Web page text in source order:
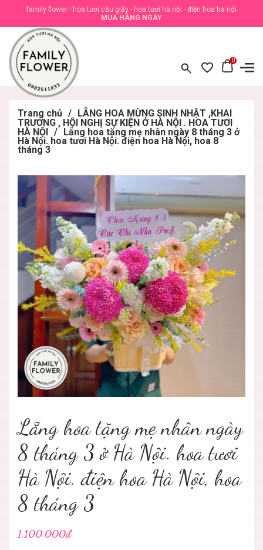
family flower - hoa tươi cầu giấy - hoa tươi hà nội - điện hoa hà nội
MUA HÀNG NGAY
0
Trang chủ / LẴNG HOA MỪNG SINH NHẬT ,KHAI
TRƯƠNG , HỘI NGHỊ SỰ KIỆN Ở HÀ NỘI . HOA TƯƠI
HÀ NỘI / Lẵng hoa tặng mẹ nhân ngày 8 tháng 3 ở
Hà Nội. hoa tươi Hà Nội. điện hoa Hà Nội, hoa 8
tháng 3
Lẵng hoa tặng mẹ nhân ngày
8 tháng 3 ở Hà Nội. hoa tươi
Hà Nội. điện hoa Hà Nội, hoa
8 tháng 3
1.100.000₫